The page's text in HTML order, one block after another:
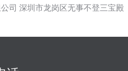
司 深圳市龙岗区无事不登三宝殿